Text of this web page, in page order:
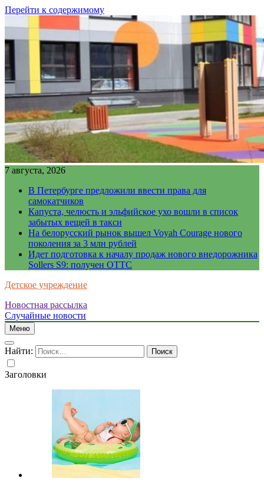
Перейти к содержимому
7 августа, 2026
В Петербурге предложили ввести права для
самокатчиков
Капуста, челюсть и эльфийское ухо вошли в список
забытых вещей в такси
На белорусский рынок вышел Voyah Courage нового
поколения за 3 млн рублей
Идет подготовка к началу продаж нового внедорожника
Sollers S9: получен ОТТС
Детское учреждение
Новостная рассылка
Случайные новости
Меню
Найти:
Заголовки